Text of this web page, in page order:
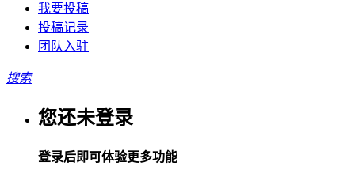
我要投稿
投稿记录
团队入驻
搜索
您还未登录
登录后即可体验更多功能